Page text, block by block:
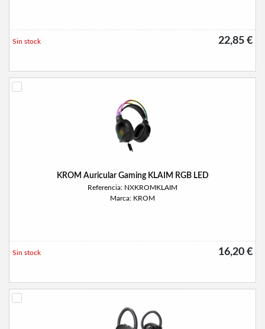
22,85 €
Sin stock
KROM Auricular Gaming KLAIM RGB LED
Referencia: NXKROMKLAIM
Marca: KROM
16,20 €
Sin stock